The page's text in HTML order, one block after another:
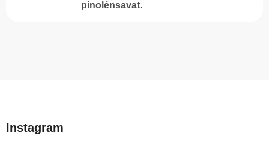
pinolénsavat.
bInstagram